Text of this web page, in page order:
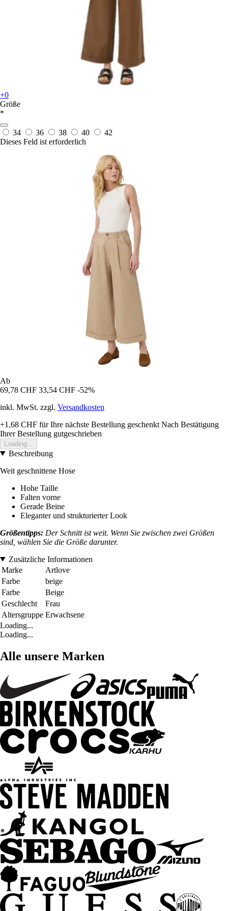
+0
Größe
*
34 36 38 40
42
Dieses Feld ist erforderlich
Ab
69,78 CHF 33,54 CHF -52%
inkl. MwSt. zzgl. Versandkosten
+1,68 CHF für Ihre nächste Bestellung geschenkt Nach Bestätigung
Ihrer Bestellung gutgeschrieben
Loading...
Beschreibung
Weit geschnittene Hose
Hohe Taille
Falten vorne
Gerade Beine
Eleganter und strukturierter Look
Größentipps: Der Schnitt ist weit. Wenn Sie zwischen zwei Größen
sind, wählen Sie die Größe darunter.
Zusätzliche Informationen
Marke
Artlove
Farbe
beige
Farbe
Beige
Geschlecht
Frau
Altersgruppe Erwachsene
Loading...
Loading...
Alle unsere Marken